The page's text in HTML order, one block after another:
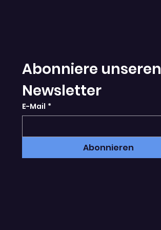
Abonniere unseren
Newsletter
E-Mail *
Abonnieren